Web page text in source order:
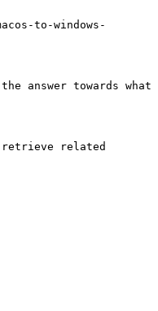
to-windows-
answer towards what
related